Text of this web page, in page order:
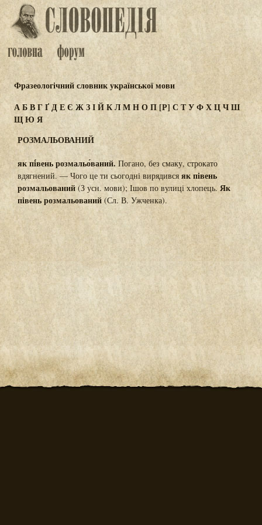
Фразеологічний словник української мови
АБВГҐДЕЄ ЖЗІЙКЛМНОП[Р] С ТУФХЦЧШ
ЩЮ Я
РОЗМАЛЬОВАНИЙ
як пі́вень розмальо́ваний. Погано, без смаку, строкато
вдягнений. — Чого це ти сьогодні вирядився як півень
розмальований (З усн. мови); Ішов по вулиці хлопець. Як
півень розмальований (Сл. В. Ужченка).